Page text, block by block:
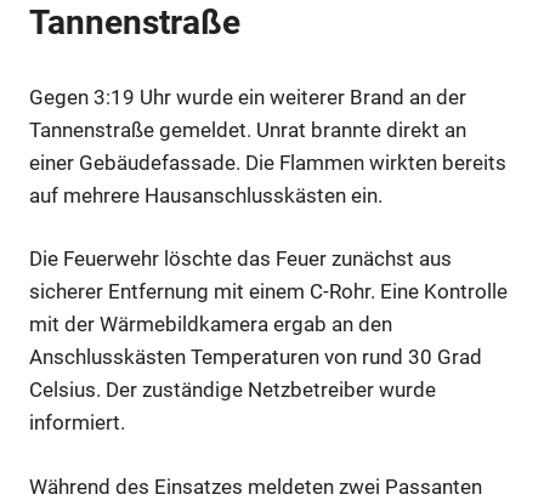
Anzeige
Anzeige
Tannenstraße
Gegen 3:19 Uhr wurde ein weiterer Brand an der
Tannenstraße gemeldet. Unrat brannte direkt an
einer Gebäudefassade. Die Flammen wirkten bereits
auf mehrere Hausanschlusskästen ein.
Die Feuerwehr löschte das Feuer zunächst aus
sicherer Entfernung mit einem C-Rohr. Eine Kontrolle
mit der Wärmebildkamera ergab an den
Anschlusskästen Temperaturen von rund 30 Grad
Celsius. Der zuständige Netzbetreiber wurde
informiert.
Während des Einsatzes meldeten zwei Passanten